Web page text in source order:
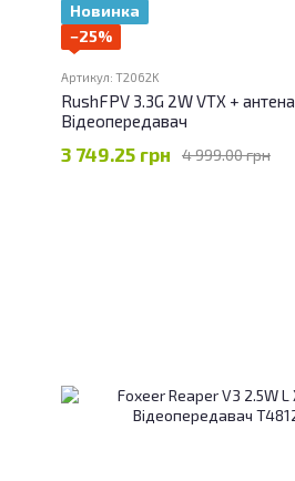
Новинка
−25%
Артикул: T2062K
RushFPV 3.3G 2W VTX + антена
Відеопередавач
4 999.00 грн
3 749.25 грн